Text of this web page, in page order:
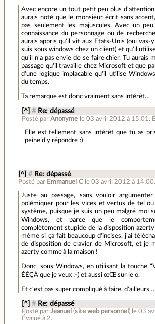
Avec encore un tout petit peu plus
aurais noté que le monsieur écrit sans
pas seulement les majuscules. Avec un
connaissance du personnage ou de
aurais appris qu'il vit aux Etats-Unis (oui vas-
suis sous windows chez un client) et qu'il
qu'il n'a pas envie de se faire chier. Tu aurais
passage qu'il travaille chez Microsoft et que
d'une logique implacable qu'il utilise
du temps.
Ta remarque est donc vraiment sans intérêt…
[^] # Re: dépassé
Posté par Anonyme le 03 avril 2012 à 15:01 .
Elle est tellement sans intérêt que tu as
peine d’y répondre :)
[^] # Re: dépassé
Posté par Emmanuel C le 03 avril 2012 à 14:00.
Juste au passage, sans vouloir
polémiquer pour les vices et vertus de tel ou
système, puisque je suis un peu malgré moi
Windows, et parce que le
complètement stupide de la disposition
même si ça fait beaucoup d'incises, j'ai
de disposition de clavier de Microsoft, et je
azerty comme à la maison !
Donc, sous Windows, en utilisant la touche
ÉÈÇÀ que je veux :-) et aussi œŒ sur le o.
Et c'est pas super compliqué à faire, d'ailleurs…
[^] # Re: dépassé
Posté par Jeanuel (site web personnel ) le 03
Évalué à 2.